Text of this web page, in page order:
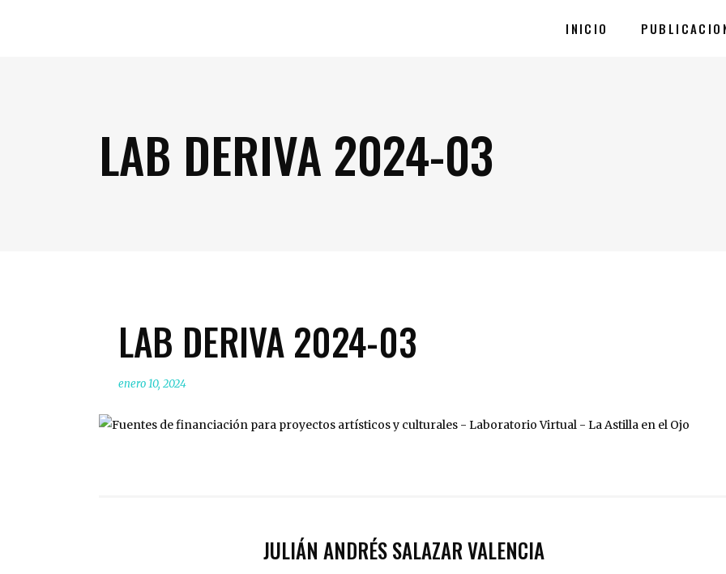
INICIO
LAB DERIVA 2024-03
LAB DERIVA 2024-03
enero 10, 2024
JULIÁN ANDRÉS SALAZAR VALENCIA